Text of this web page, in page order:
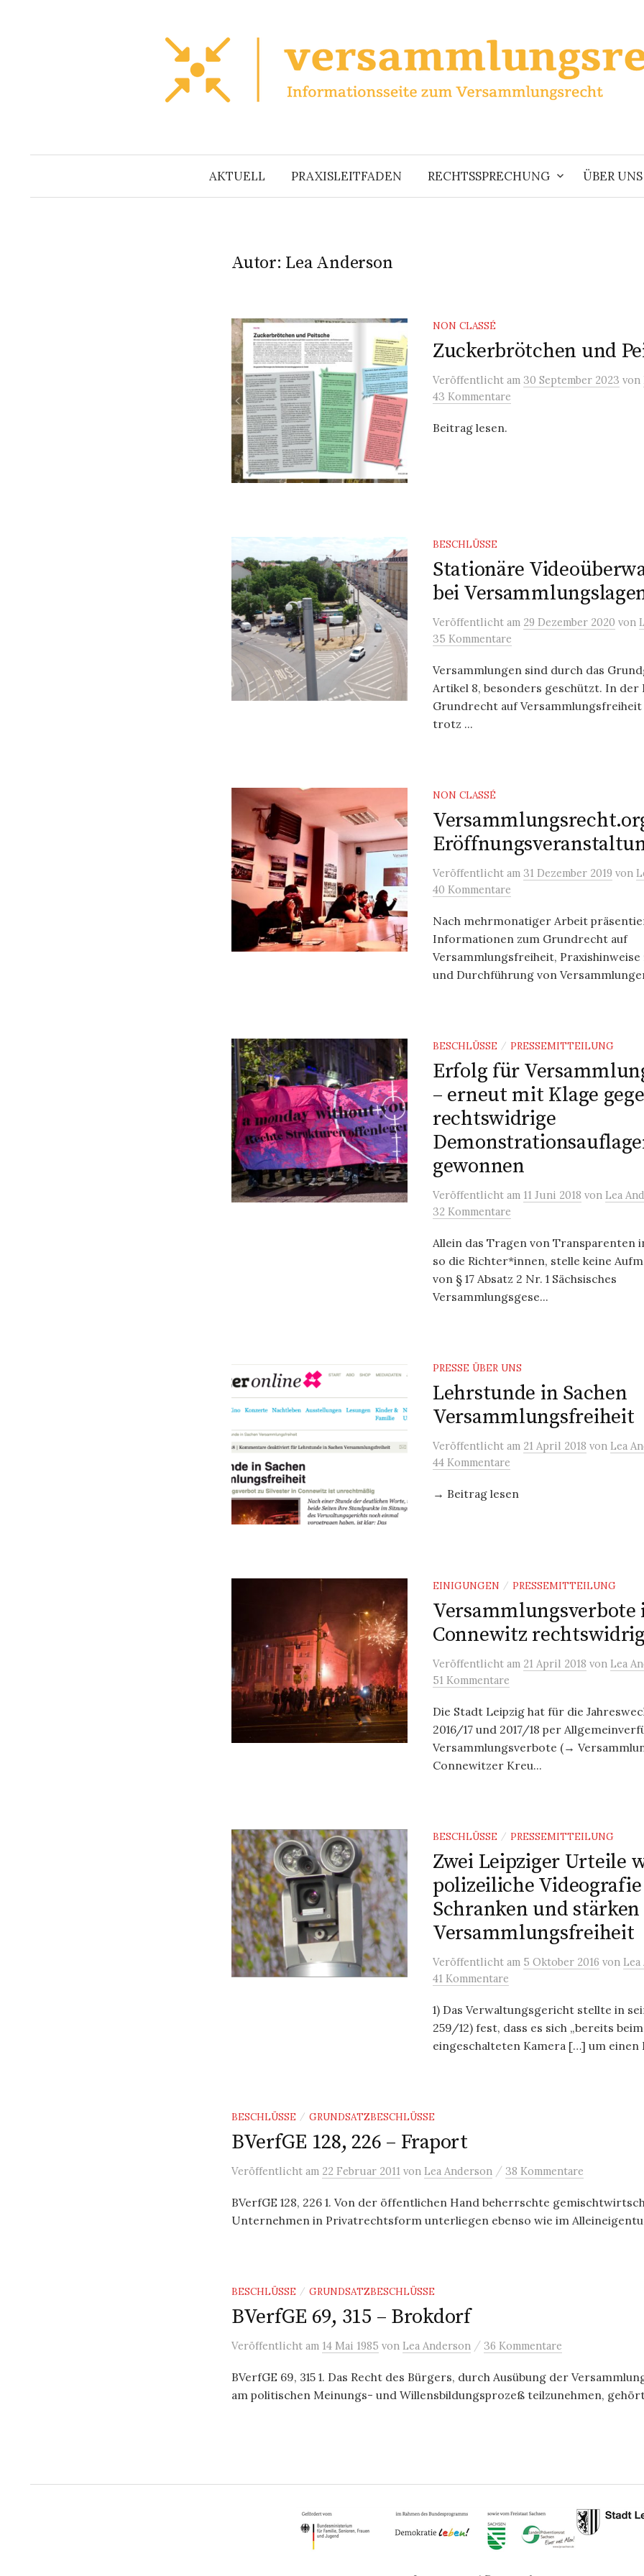
AKTUELL PRAXISLEITFADEN RECHTSSPRECHUNG ÜBER UNS
Autor: Lea Anderson
NON CLASSÉ
Zuckerbrötchen und
Veröffentlicht am 30 September 2023 von
43 Kommentare
Beitrag lesen.
BESCHLÜSSE
Stationäre
bei
Veröffentlicht am 29 Dezember 2020 von
35 Kommentare
Versammlungen sind durch das
Artikel 8, besonders geschützt. In der
Grundrecht auf
trotz ...
NON CLASSÉ
Veröffentlicht am 31 Dezember 2019 von
40 Kommentare
Nach mehrmonatiger Arbeit
Informationen zum Grundrecht auf
Versammlungsfreiheit, Praxishinweise
und Durchführung von
BESCHLÜSSE / PRESSEMITTEILUNG
Erfolg für
– erneut mit Klage
rechtswidrige
gewonnen
Veröffentlicht am 11 Juni 2018 von Lea
32 Kommentare
Allein das Tragen von Transparenten
so die Richter*innen, stelle keine
von § 17 Absatz 2 Nr. 1 Sächsisches
Versammlungsgese...
PRESSE ÜBER UNS
Lehrstunde in Sachen
Versammlungsfreiheit
Veröffentlicht am 21 April 2018 von Lea
44 Kommentare
→ Beitrag lesen
EINIGUNGEN / PRESSEMITTEILUNG
Versammlungsverbote
Connewitz rechtswidrig
Veröffentlicht am 21 April 2018 von Lea
51 Kommentare
Die Stadt Leipzig hat für die
2016/17 und 2017/18 per
Versammlungsverbote (→
Connewitzer Kreu...
BESCHLÜSSE / PRESSEMITTEILUNG
Zwei Leipziger Urteile
polizeiliche
Schranken und stärken
Versammlungsfreiheit
Veröffentlicht am 5 Oktober 2016 von
41 Kommentare
1) Das Verwaltungsgericht stellte in
259/12) fest, dass es sich „bereits
eingeschalteten Kamera […] um einen
BESCHLÜSSE / GRUNDSATZBESCHLÜSSE
BVerfGE 128, 226 – Fraport
Veröffentlicht am 22 Februar 2011 von Lea Anderson / 38 Kommentare
BVerfGE 128, 226 1. Von der öffentlichen Hand beherrschte
Unternehmen in Privatrechtsform unterliegen ebenso wie im
BESCHLÜSSE / GRUNDSATZBESCHLÜSSE
BVerfGE 69, 315 – Brokdorf
Veröffentlicht am 14 Mai 1985 von Lea Anderson / 36 Kommentare
BVerfGE 69, 315 1. Das Recht des Bürgers, durch Ausübung der
am politischen Meinungs- und Willensbildungsprozeß teilzunehmen,